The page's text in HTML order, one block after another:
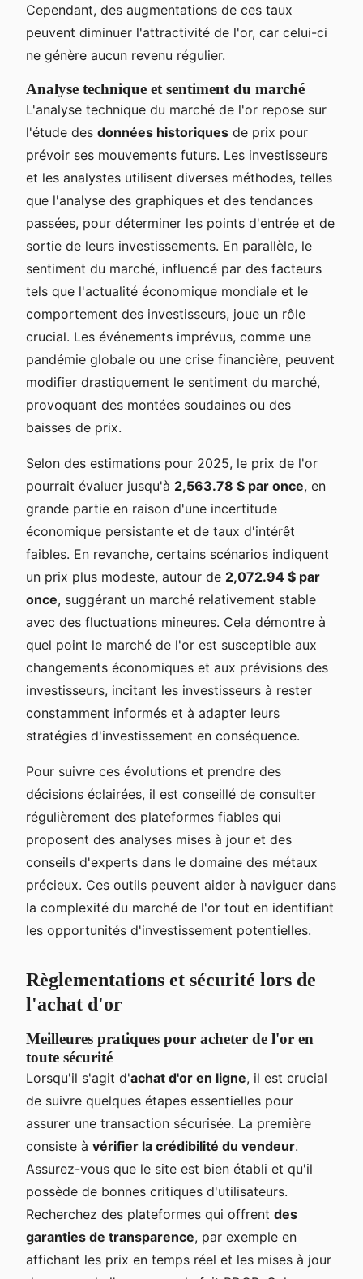
Cependant, des augmentations de ces taux
peuvent diminuer l'attractivité de l'or, car celui-ci
ne génère aucun revenu régulier.
Analyse technique et sentiment du marché
L'analyse technique du marché de l'or repose sur
l'étude des données historiques de prix pour
prévoir ses mouvements futurs. Les investisseurs
et les analystes utilisent diverses méthodes, telles
que l'analyse des graphiques et des tendances
passées, pour déterminer les points d'entrée et de
sortie de leurs investissements. En parallèle, le
sentiment du marché, influencé par des facteurs
tels que l'actualité économique mondiale et le
comportement des investisseurs, joue un rôle
crucial. Les événements imprévus, comme une
pandémie globale ou une crise financière, peuvent
modifier drastiquement le sentiment du marché,
provoquant des montées soudaines ou des
baisses de prix.
Selon des estimations pour 2025, le prix de l'or
pourrait évaluer jusqu'à 2,563.78 $ par once, en
grande partie en raison d'une incertitude
économique persistante et de taux d'intérêt
faibles. En revanche, certains scénarios indiquent
un prix plus modeste, autour de 2,072.94 $ par
once, suggérant un marché relativement stable
avec des fluctuations mineures. Cela démontre à
quel point le marché de l'or est susceptible aux
changements économiques et aux prévisions des
investisseurs, incitant les investisseurs à rester
constamment informés et à adapter leurs
stratégies d'investissement en conséquence.
Pour suivre ces évolutions et prendre des
décisions éclairées, il est conseillé de consulter
régulièrement des plateformes fiables qui
proposent des analyses mises à jour et des
conseils d'experts dans le domaine des métaux
précieux. Ces outils peuvent aider à naviguer dans
la complexité du marché de l'or tout en identifiant
les opportunités d'investissement potentielles.
Règlementations et sécurité lors de
l'achat d'or
Meilleures pratiques pour acheter de l'or en
toute sécurité
Lorsqu'il s'agit d'achat d'or en ligne, il est crucial
de suivre quelques étapes essentielles pour
assurer une transaction sécurisée. La première
consiste à vérifier la crédibilité du vendeur.
Assurez-vous que le site est bien établi et qu'il
possède de bonnes critiques d'utilisateurs.
Recherchez des plateformes qui offrent des
garanties de transparence, par exemple en
affichant les prix en temps réel et les mises à jour